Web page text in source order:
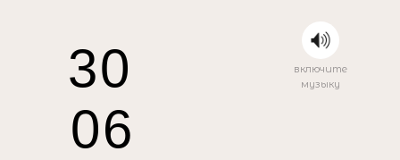
30
06
включите
музыку